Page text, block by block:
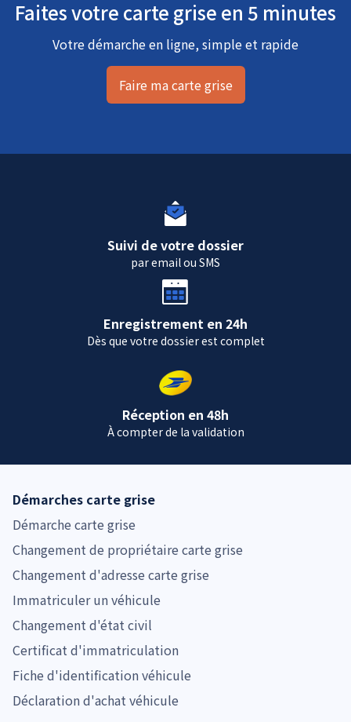
Faites votre carte grise en 5 minutes
Votre démarche en ligne, simple et rapide
Faire ma carte grise
Suivi de votre dossier
par email ou SMS
Enregistrement en 24h
Dès que votre dossier est complet
Réception en 48h
À compter de la validation
Démarches carte grise
Démarche carte grise
Changement de propriétaire carte grise
Changement d'adresse carte grise
Immatriculer un véhicule
Changement d'état civil
Certificat d'immatriculation
Fiche d'identification véhicule
Déclaration d'achat véhicule